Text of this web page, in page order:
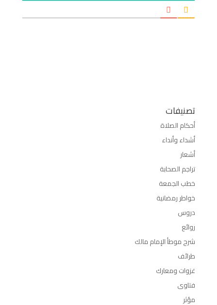
تصنيفات
أحكام الصلاة
أشداء وأنداء
أشعار
تراجم الصحابة
خطب الجمعة
خواطر رمضانية
دروس
روائع
شرح موطأ الإمام مالك
طرائف
غزوات ومعارك
فتاوى
مؤثر